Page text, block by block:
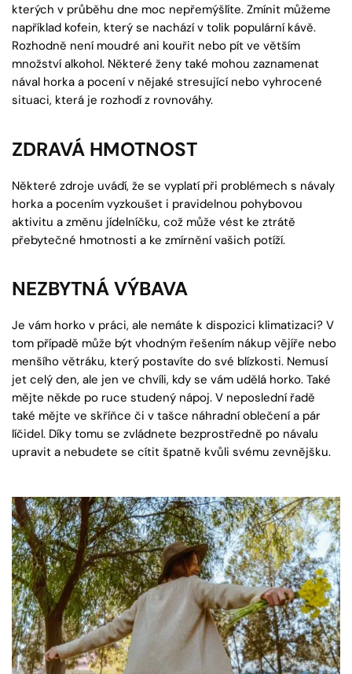
kterých v průběhu dne moc nepřemýšlíte. Zmínit můžeme
například kofein, který se nachází v tolik populární kávě.
Rozhodně není moudré ani kouřit nebo pít ve větším
množství alkohol. Některé ženy také mohou zaznamenat
nával horka a pocení v nějaké stresující nebo vyhrocené
situaci, která je rozhodí z rovnováhy.
ZDRAVÁ HMOTNOST
Některé zdroje uvádí, že se vyplatí při problémech s návaly
horka a pocením vyzkoušet i pravidelnou pohybovou
aktivitu a změnu jídelníčku, což může vést ke ztrátě
přebytečné hmotnosti a ke zmírnění vašich potíží.
NEZBYTNÁ VÝBAVA
Je vám horko v práci, ale nemáte k dispozici klimatizaci? V
tom případě může být vhodným řešením nákup vějíře nebo
menšího větráku, který postavíte do své blízkosti. Nemusí
jet celý den, ale jen ve chvíli, kdy se vám udělá horko. Také
mějte někde po ruce studený nápoj. V neposlední řadě
také mějte ve skříňce či v tašce náhradní oblečení a pár
líčidel. Díky tomu se zvládnete bezprostředně po návalu
upravit a nebudete se cítit špatně kvůli svému zevnějšku.